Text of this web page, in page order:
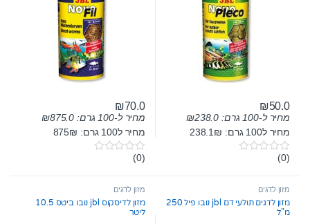
₪50.0
מחיר ל-100 גרם: ₪238.0
מחיר ל100 גרם: 238.1₪
0
t
o
f
5
(0)
₪70.0
מחיר ל-100 גרם: ₪875.0
מחיר ל100 גרם: 875₪
0
t
o
f
5
(0)
מזון לדגים
מזון לדגים תולעי דם jbl נובו פיל 250
מ”ל
מזון לדגים
מזון לדיסקוס jbl נובו ביטס 10.5
ליטר